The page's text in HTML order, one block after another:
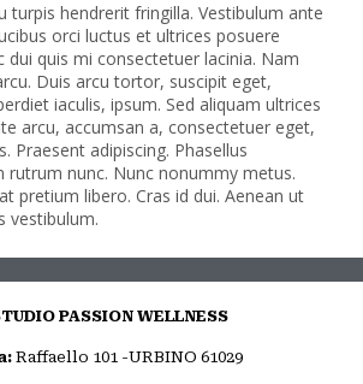
turpis hendrerit fringilla. Vestibulum ante
orci luctus et ultrices posuere
dui quis mi consectetuer lacinia. Nam
Duis arcu tortor, suscipit eget,
iaculis, ipsum. Sed aliquam ultrices
arcu, accumsan a, consectetuer eget,
Praesent adipiscing. Phasellus
rutrum nunc. Nunc nonummy metus.
pretium libero. Cras id dui. Aenean ut
vestibulum.
PASSION WELLNESS
Raffaello 101 -URBINO 61029